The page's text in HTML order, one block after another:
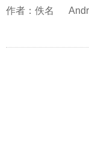
作者：佚名